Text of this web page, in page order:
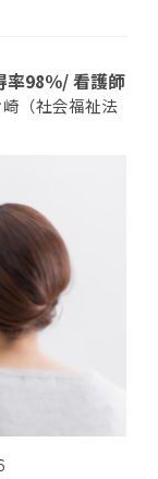
率98％/ 看護師
（社会福祉法